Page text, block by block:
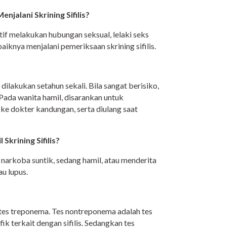
Skrining Sifilis?
melakukan hubungan seksual, lelaki seks
menjalani pemeriksaan skrining sifilis.
setahun sekali. Bila sangat berisiko,
wanita hamil, disarankan untuk
dokter kandungan, serta diulang saat
Skrining Sifilis?
suntik, sedang hamil, atau menderita
lupus.
treponema. Tes nontreponema adalah tes
terkait dengan sifilis. Sedangkan tes